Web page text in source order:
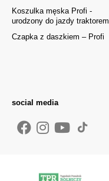
Koszulka męska Profi -
urodzony do jazdy traktorem
Czapka z daszkiem – Profi
social media